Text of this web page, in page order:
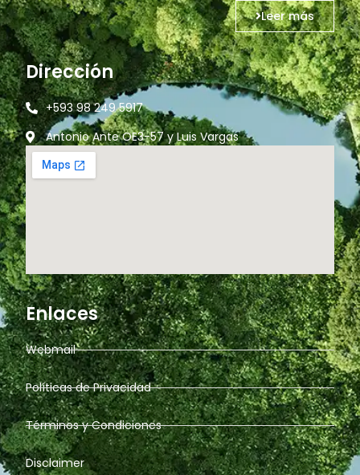
Leer más
Dirección
+593 98 249 5917
Antonio Ante OE3-57 y Luis Vargas
Enlaces
Webmail
Políticas de Privacidad
Términos y Condiciones
Disclaimer